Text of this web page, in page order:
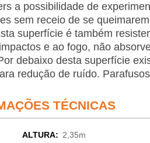
a possibilidade de
sem receio de se
superfície é também
e ao fogo, não
debaixo desta super­fície
redução de ruído.
TÉCNICAS
ALTURA: 2,35m